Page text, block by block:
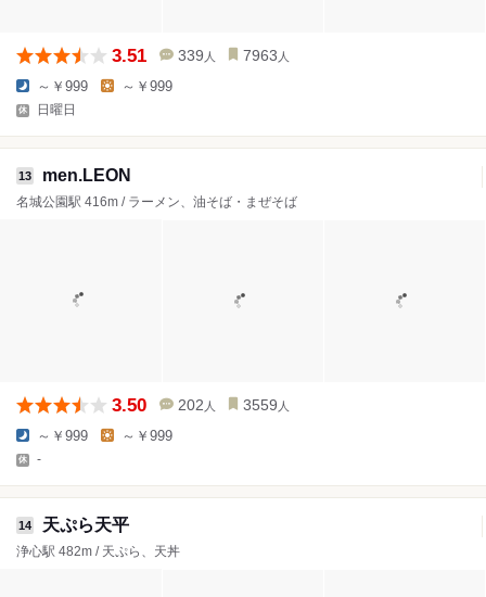
3.51 339 人 7963 人
～￥999 ～￥999
日曜日
13 men.LEON
名城公園駅 416m / ラーメン、油そば・まぜそば
3.50 202 人 3559 人
～￥999 ～￥999
-
14 天ぷら天平
浄心駅 482m / 天ぷら、天丼